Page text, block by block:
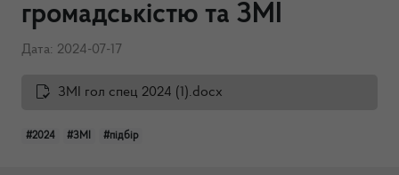
громадськістю та ЗМІ
Дата: 2024-07-17
ЗМІ гол спец 2024 (1).docx
#2024 #ЗМІ #підбір